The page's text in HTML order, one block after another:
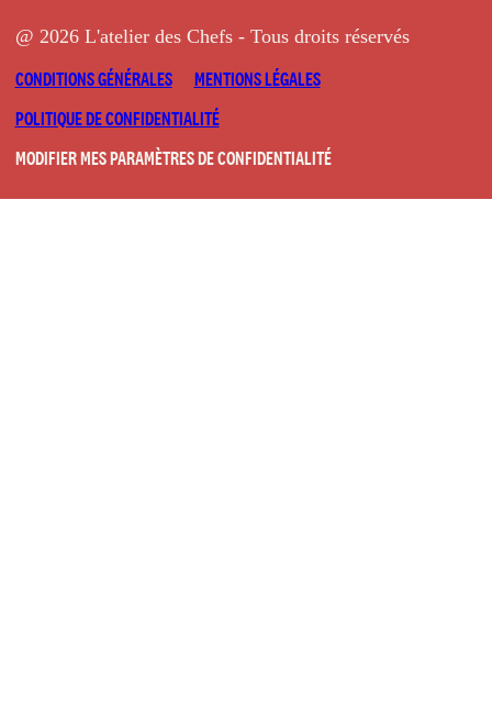
@ 2026 L'atelier des Chefs - Tous droits réservés
CONDITIONS GÉNÉRALES
MENTIONS LÉGALES
POLITIQUE DE CONFIDENTIALITÉ
MODIFIER MES PARAMÈTRES DE CONFIDENTIALITÉ